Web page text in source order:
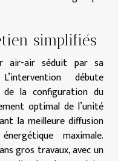
simplifiés
air-air séduit par sa
débute
de la configuration du
optimal de l’unité
la meilleure diffusion
maximale.
gros travaux, avec un